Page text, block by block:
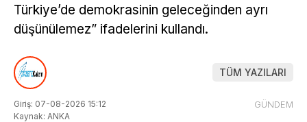
Türkiye’de demokrasinin geleceğinden ayrı
düşünülemez” ifadelerini kullandı.
TÜM YAZILARI
Giriş: 07-08-2026 15:12
Kaynak: ANKA
GÜNDEM